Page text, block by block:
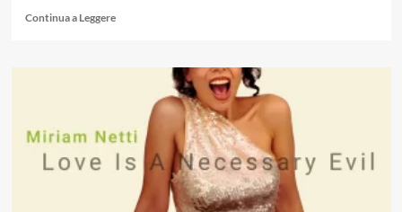
Continua a LeggereLeggi
su
un
affresco
sonoro
bakeriano
nella